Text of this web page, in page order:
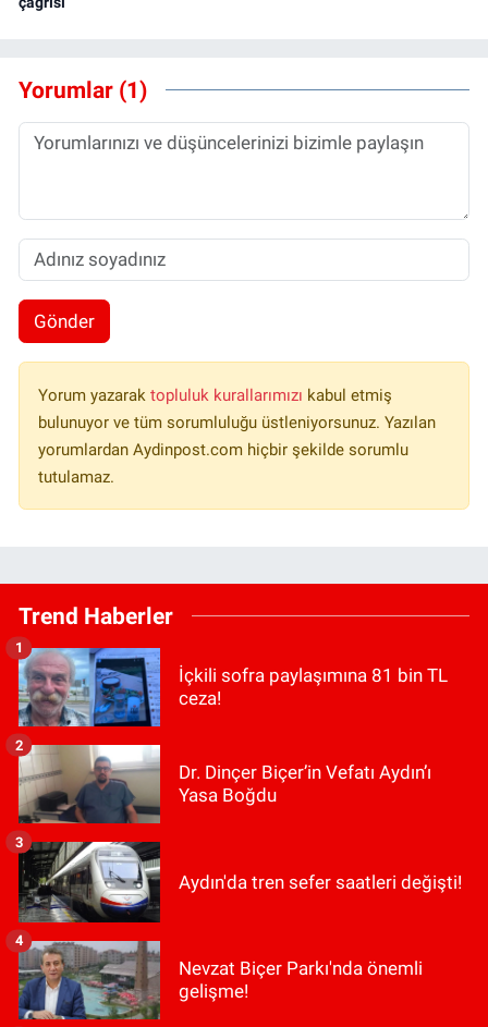
Yorumlar (1)
Gönder
Yorum yazarak topluluk kurallarımızı kabul etmiş
bulunuyor ve tüm sorumluluğu üstleniyorsunuz. Yazılan
yorumlardan Aydinpost.com hiçbir şekilde sorumlu
tutulamaz.
Trend Haberler
İçkili sofra paylaşımına 81 bin TL
ceza!
1
Dr. Dinçer Biçer’in Vefatı Aydın’ı
Yasa Boğdu
2
Aydın'da tren sefer saatleri değişti!
3
Nevzat Biçer Parkı'nda önemli
gelişme!
4